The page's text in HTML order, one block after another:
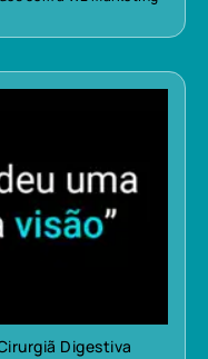
Digestiva